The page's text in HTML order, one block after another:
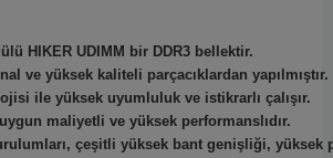
HIKER UDIMM bir DDR3 bellektir.
ve yüksek kaliteli parçacıklardan yapılmıştır.
ile yüksek uyumluluk ve istikrarlı çalışır.
maliyetli ve yüksek performanslıdır.
çeşitli yüksek bant genişliği, yüksek